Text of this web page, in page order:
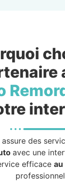
des
avec une
efficace